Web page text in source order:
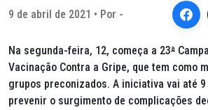
9 de abril de 2021 • Por -
Na segunda-feira, 12, começa a 23ª
Vacinação Contra a Gripe, que tem como
grupos preconizados. A iniciativa vai até
prevenir o surgimento de complicações